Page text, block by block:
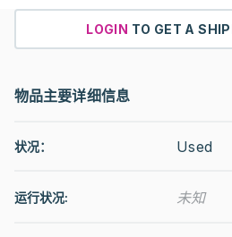
LOGIN TO GET A
物品主要详细信息
状况： Used
运行状况: 未知